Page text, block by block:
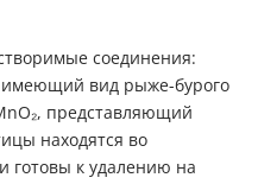
соединения:
имеющий вид рыже-бурого
представляющий
находятся во
готовы к удалению на